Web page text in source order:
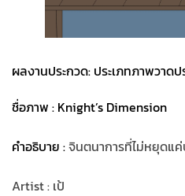
ผลงานประกวด: ประเภทภาพวาด
ชื่อภาพ : Knight’s Dimension
คำอธิบาย :จินตนาการที่ไม่หยุดแ
Artist : เป้